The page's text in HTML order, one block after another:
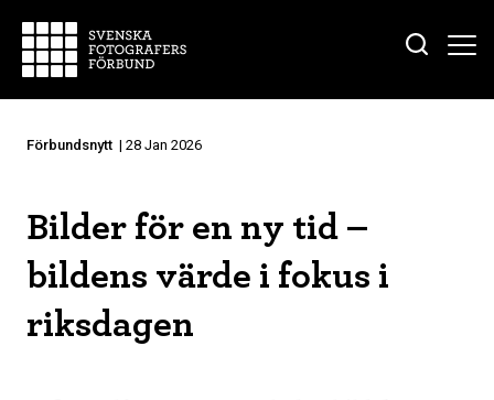
Förbundsnytt | 28 Jan 2026
Bilder för en ny tid –
bildens värde i fokus i
riksdagen